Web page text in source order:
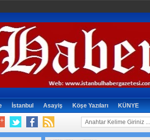
İstanbul Asayiş Köşe Yazıları KÜNYE